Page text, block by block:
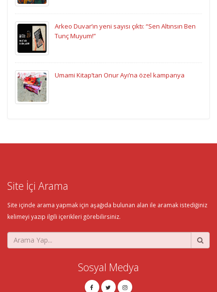
Arkeo Duvar’ın yeni sayısı çıktı: “Sen Altınsın Ben
Tunç Muyum!”
Umami Kitap’tan Onur Ayı’na özel kampanya
Site İçi Arama
Site içinde arama yapmak için aşağıda bulunan alan ile aramak istediğiniz
kelimeyi yazıp ilgili içerikleri görebilirsiniz.
Sosyal Medya